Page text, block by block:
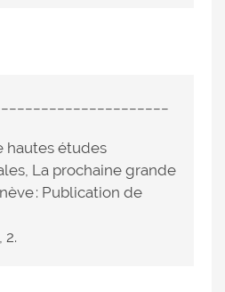
hautes études
La prochaine grande
: Publication de